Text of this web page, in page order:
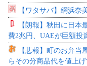
【ワタサバ】網浜奈
【朗報】秋田に日
費2兆円、UAEが巨額投
【悲報】町のお弁当
らその分商品代を値上げ